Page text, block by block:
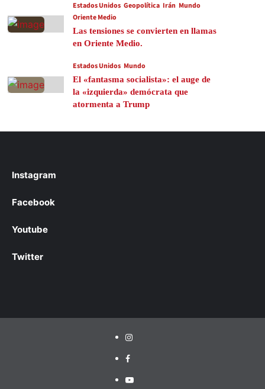
Estados Unidos Geopolítica Irán Mundo
Oriente Medio
Las tensiones se convierten en llamas
en Oriente Medio.
Estados Unidos Mundo
El «fantasma socialista»: el auge de
la «izquierda» demócrata que
atormenta a Trump
Instagram
Facebook
Youtube
Twitter